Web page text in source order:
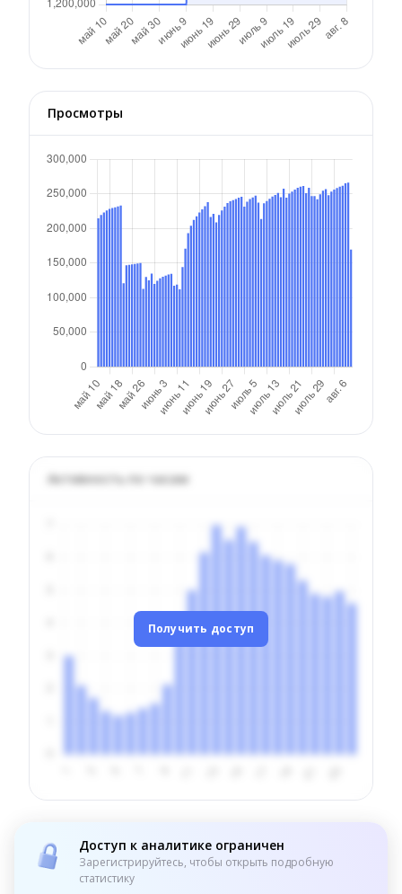
Просмотры
Активность по часам
Получить доступ
Доступ к аналитике ограничен
Зарегистрируйтесь, чтобы открыть подробную
статистику